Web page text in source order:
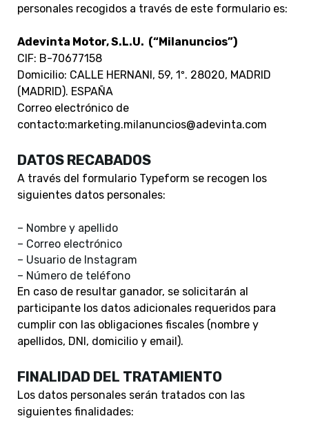
personales recogidos a través de este formulario es:
Adevinta Motor, S.L.U. (“Milanuncios”)
CIF: B-70677158
Domicilio: CALLE HERNANI, 59, 1º. 28020, MADRID
(MADRID). ESPAÑA
Correo electrónico de
contacto:marketing.milanuncios@adevinta.com
DATOS RECABADOS
A través del formulario Typeform se recogen los
siguientes datos personales:
– Nombre y apellido
– Correo electrónico
– Usuario de Instagram
– Número de teléfono
En caso de resultar ganador, se solicitarán al
participante los datos adicionales requeridos para
cumplir con las obligaciones fiscales (nombre y
apellidos, DNI, domicilio y email).
FINALIDAD DEL TRATAMIENTO
Los datos personales serán tratados con las
siguientes finalidades: